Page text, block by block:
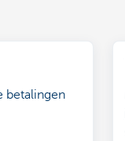
betalingen